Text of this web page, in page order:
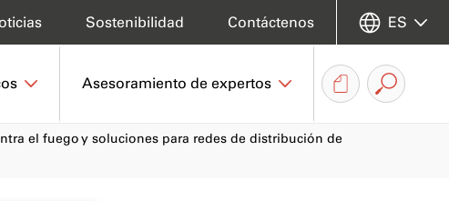
Asesoramiento de expertos
Sostenibilidad Contáctenos ES
el fuego y soluciones para redes de distribución de